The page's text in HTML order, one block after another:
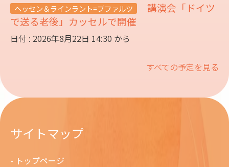
ヘッセン＆ラインラント=プファルツ
講演会「ドイツ
で送る老後」カッセルで開催
日付 : 2026年8月22日 14:30 から
すべての予定を見る
サイトマップ
トップページ